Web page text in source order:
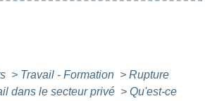
> Travail - Formation > Rupture
dans le secteur privé > Qu'est-ce